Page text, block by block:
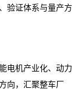
验证体系与量产方
电机产业化、动力
向，汇聚整车厂